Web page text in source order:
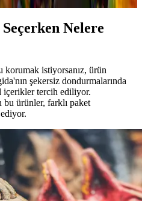
Nelere
korumak istiyorsanız, ürün
şekersiz dondurmalarında
içerikler tercih ediliyor.
ürünler, farklı paket